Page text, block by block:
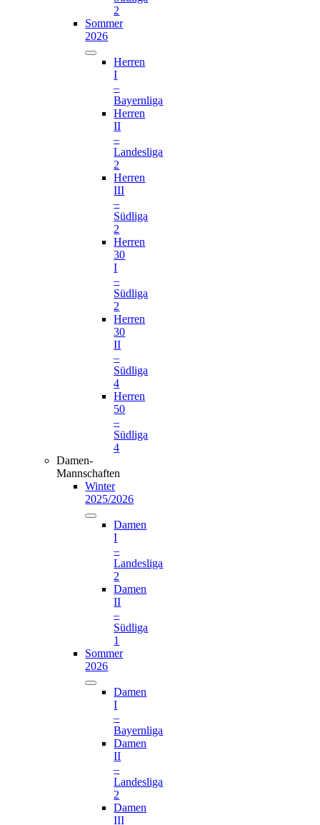
2
Sommer
2026
Herren
I
–
Bayernliga
Herren
II
–
Landesliga
2
Herren
III
–
Südliga
2
Herren
30
I
–
Südliga
2
Herren
30
II
–
Südliga
4
Herren
50
–
Südliga
4
Damen-
Mannschaften
Winter
2025/2026
Damen
I
–
Landesliga
2
Damen
II
–
Südliga
1
Sommer
2026
Damen
I
–
Bayernliga
Damen
II
–
Landesliga
2
Damen
III